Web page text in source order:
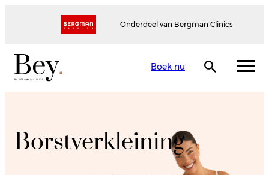
Onderdeel van Bergman Clinics
Boek nu
Borstverkleining